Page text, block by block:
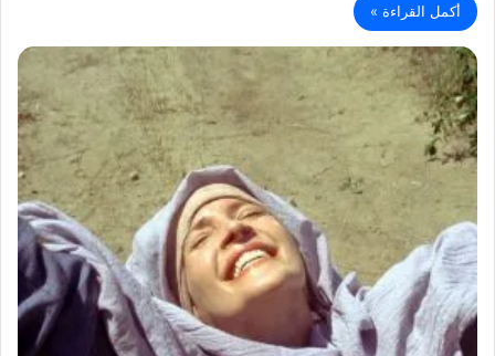
أكمل القراءة »